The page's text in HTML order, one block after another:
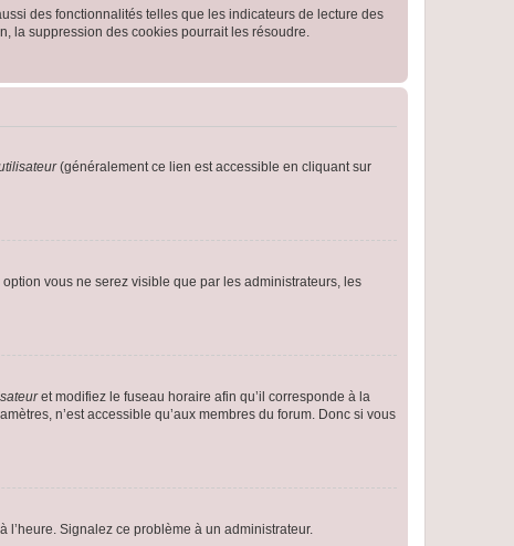
des fonctionnalités telles que les indicateurs de lecture des
la suppression des cookies pourrait les résoudre.
(généralement ce lien est accessible en cliquant sur
option vous ne serez visible que par les administrateurs, les
et modifiez le fuseau horaire afin qu’il corresponde à la
n’est accessible qu’aux membres du forum. Donc si vous
l’heure. Signalez ce problème à un administrateur.